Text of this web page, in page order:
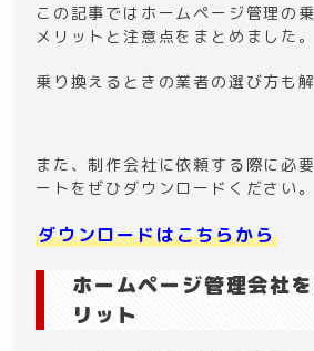
この記事ではホームページ管理の
メリットと注意点をまとめました。
乗り換えるときの業者の選び方も解
また、制作会社に依頼する際に必
ートをぜひダウンロードください。
ダウンロードはこちらから
ホームページ管理会社
リット